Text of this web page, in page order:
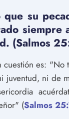
su
siempre
(Salmos
cuestión es: "No
juventud, ni de
(Salmos